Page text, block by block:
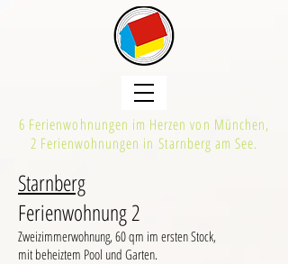
6 Ferienwohnungen im Herzen von München,
2 Ferienwohnungen in Starnberg am See.
Starnberg
Ferienwohnung 2
Zweizimmerwohnung, 60 qm im ersten Stock,
mit beheiztem Pool und Garten.